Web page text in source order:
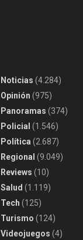
Noticias (4.284)
Opinión (975)
Panoramas (374)
Policial (1.546)
Política (2.687)
Regional (9.049)
Reviews (10)
Salud (1.119)
Tech (125)
Turismo (124)
Videojuegos (4)